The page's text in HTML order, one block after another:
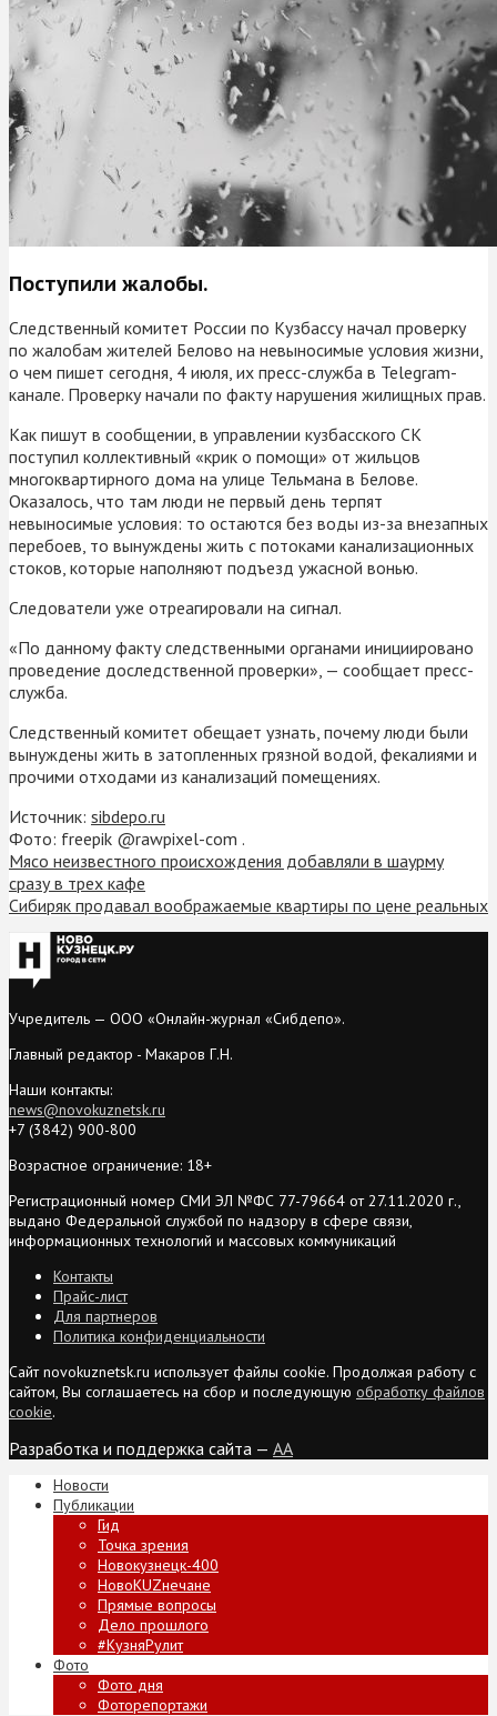
Поступили жалобы.
Следственный комитет России по Кузбассу начал проверку
по жалобам жителей Белово на невыносимые условия жизни,
о чем пишет сегодня, 4 июля, их пресс-служба в Telegram-
канале. Проверку начали по факту нарушения жилищных прав.
Как пишут в сообщении, в управлении кузбасского СК
поступил коллективный «крик о помощи» от жильцов
многоквартирного дома на улице Тельмана в Белове.
Оказалось, что там люди не первый день терпят
невыносимые условия: то остаются без воды из-за внезапных
перебоев, то вынуждены жить с потоками канализационных
стоков, которые наполняют подъезд ужасной вонью.
Следователи уже отреагировали на сигнал.
«По данному факту следственными органами инициировано
проведение доследственной проверки», — сообщает пресс-
служба.
Следственный комитет обещает узнать, почему люди были
вынуждены жить в затопленных грязной водой, фекалиями и
прочими отходами из канализаций помещениях.
Источник: sibdepo.ru
Фото: freepik @rawpixel-com .
Мясо неизвестного происхождения добавляли в шаурму
сразу в трех кафе
Сибиряк продавал воображаемые квартиры по цене реальных
Учредитель — ООО «Онлайн-журнал «Сибдепо».
Главный редактор - Макаров Г.Н.
Наши контакты:
news@novokuznetsk.ru
+7 (3842) 900-800
Возрастное ограничение: 18+
Регистрационный номер СМИ ЭЛ №ФС 77-79664 от 27.11.2020 г.,
выдано Федеральной службой по надзору в сфере связи,
информационных технологий и массовых коммуникаций
Контакты
Прайс-лист
Для партнеров
Политика конфиденциальности
Сайт novokuznetsk.ru использует файлы cookie. Продолжая работу с
сайтом, Вы соглашаетесь на сбор и последующую обработку файлов
cookie.
Разработка и поддержка сайта — AA
Новости
Публикации
Гид
Точка зрения
Новокузнецк-400
НовоKUZнечане
Прямые вопросы
Дело прошлого
#КузняРулит
Фото
Фото дня
Фоторепортажи